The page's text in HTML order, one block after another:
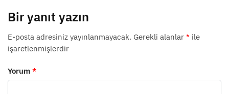
Bir yanıt yazın
E-posta adresiniz yayınlanmayacak. Gerekli alanlar * ile
işaretlenmişlerdir
Yorum *